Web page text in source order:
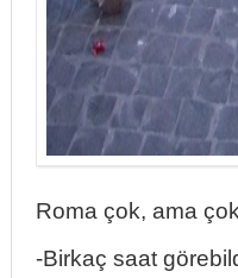
Roma çok, ama
-Birkaç saat